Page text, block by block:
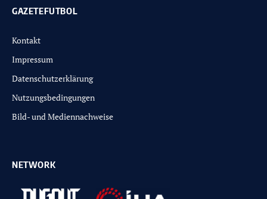
GAZETEFUTBOL
Kontakt
Impressum
Datenschutzerklärung
Nutzungsbedingungen
Bild- und Mediennachweise
NETWORK